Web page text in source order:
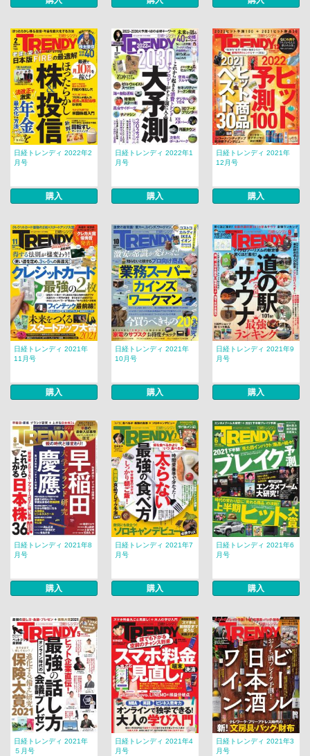
日経トレンディ 2022年2
月号
購入
日経トレンディ 2022年1
月号
購入
日経トレンディ 2021年
12月号
購入
日経トレンディ 2021年
11月号
購入
日経トレンディ 2021年
10月号
購入
日経トレンディ 2021年9
月号
購入
日経トレンディ 2021年8
月号
購入
日経トレンディ 2021年7
月号
購入
日経トレンディ 2021年6
月号
購入
日経トレンディ 2021年
５月号
日経トレンディ 2021年4
月号
日経トレンディ 2021年3
月号